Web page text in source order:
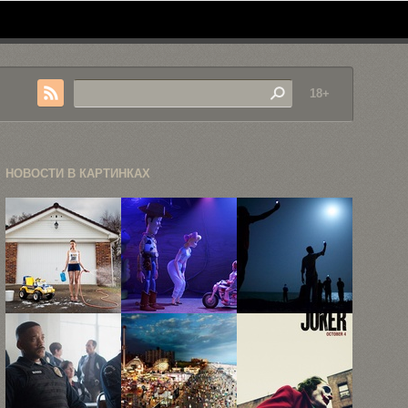
18+
НОВОСТИ В КАРТИНКАХ
«Назад в
детство»,
или как ...
В
финальном
трейлере
«Истории
игрушек ...
фотоконкурса
World Press
...